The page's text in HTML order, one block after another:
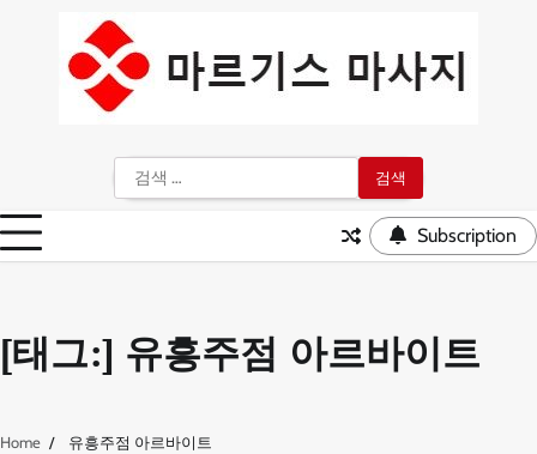
색:
Subscription
[태그:] 유흥주점 아르바이트
Home 유흥주점 아르바이트